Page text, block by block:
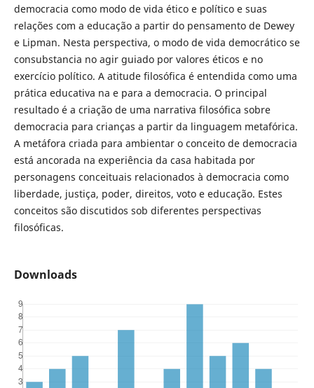
democracia como modo de vida ético e político e suas
relações com a educação a partir do pensamento de Dewey
e Lipman. Nesta perspectiva, o modo de vida democrático se
consubstancia no agir guiado por valores éticos e no
exercício político. A atitude filosófica é entendida como uma
prática educativa na e para a democracia. O principal
resultado é a criação de uma narrativa filosófica sobre
democracia para crianças a partir da linguagem metafórica.
A metáfora criada para ambientar o conceito de democracia
está ancorada na experiência da casa habitada por
personagens conceituais relacionados à democracia como
liberdade, justiça, poder, direitos, voto e educação. Estes
conceitos são discutidos sob diferentes perspectivas
filosóficas.
Downloads